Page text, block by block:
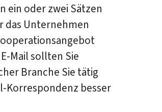
ein oder zwei Sätzen
das Unternehmen
Mail sollten Sie
Branche Sie tätig
Korrespondenz besser